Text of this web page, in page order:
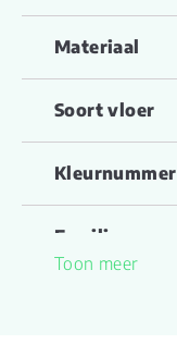
Materiaal
Soort vloer
Kleurnummer
Familienaam
Toon meer